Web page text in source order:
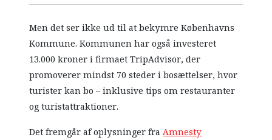
Men det ser ikke ud til at bekymre Københavns
Kommune. Kommunen har også investeret
13.000 kroner i firmaet TripAdvisor, der
promoverer mindst 70 steder i bosættelser, hvor
turister kan bo – inklusive tips om restauranter
og turistattraktioner.
Det fremgår af oplysninger fraAmnesty